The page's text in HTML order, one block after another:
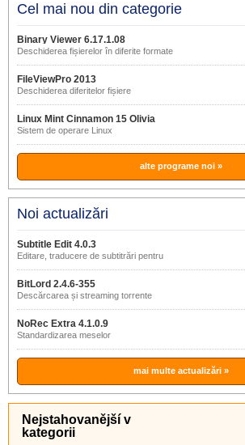
Cel mai nou din categorie
Binary Viewer 6.17.1.08
Deschiderea fișierelor în diferite formate
FileViewPro 2013
Deschiderea diferitelor fișiere
Linux Mint Cinnamon 15 Olivia
Sistem de operare Linux
alte programe noi »
Noi actualizări
Subtitle Edit 4.0.3
Editare, traducere de subtitrări pentru
BitLord 2.4.6-355
Descărcarea și streaming torrente
NoRec Extra 4.1.0.9
Standardizarea meselor
mai multe actualizări »
Nejstahovanější v
kategorii